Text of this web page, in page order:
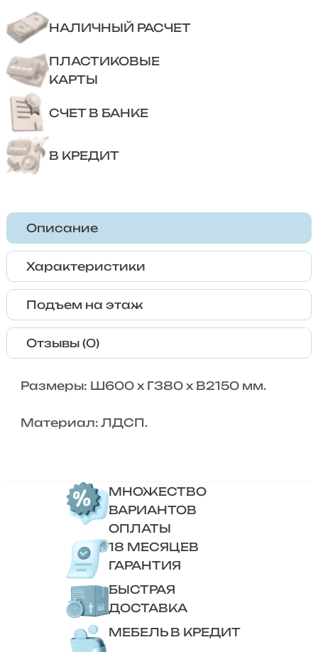
НАЛИЧНЫЙ РАСЧЕТ
ПЛАСТИКОВЫЕ
КАРТЫ
СЧЕТ В БАНКЕ
В КРЕДИТ
Описание
Характеристики
Подъем на этаж
Отзывы (0)
Размеры: Ш600 x Г380 x В2150 мм.
Материал: ЛДСП.
МНОЖЕСТВО
ВАРИАНТОВ
ОПЛАТЫ
18 МЕСЯЦЕВ
ГАРАНТИЯ
БЫСТРАЯ
ДОСТАВКА
МЕБЕЛЬ В КРЕДИТ